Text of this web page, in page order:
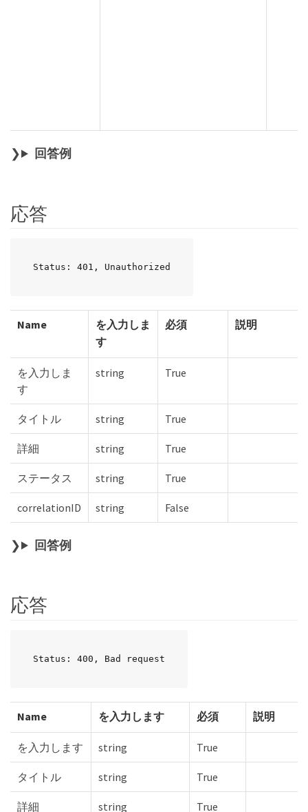
回答例
応答
Status: 401, Unauthorized
Name
を入力しま
す
必須 説明
を入力しま
す
string True
タイトル string True
詳細 string True
ステータス string True
correlationID string False
回答例
応答
Status: 400, Bad request
Name を入力します 必須 説明
を入力します string True
タイトル string True
詳細 string True